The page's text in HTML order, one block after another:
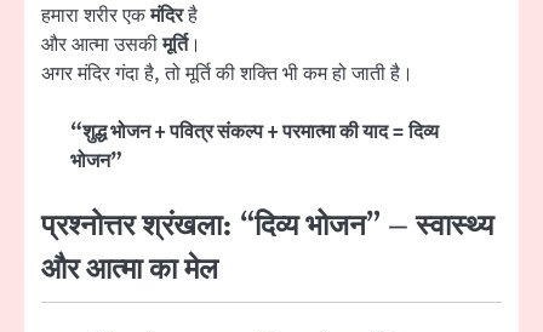
हमारा शरीर एकमंदिरहै
और आत्मा उसकीमूर्ति।
अगर मंदिर गंदा है, तो मूर्ति की शक्ति भी कम हो जाती है।
“शुद्ध भोजन + पवित्र संकल्प + परमात्मा की याद = दिव्य
भोजन”
प्रश्नोत्तर श्रंखला: “दिव्य भोजन” – स्वास्थ्य
और आत्मा का मेल